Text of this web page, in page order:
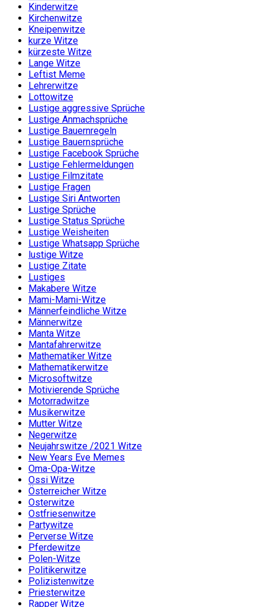
Kinderwitze
Kirchenwitze
Kneipenwitze
kurze Witze
kürzeste Witze
Lange Witze
Leftist Meme
Lehrerwitze
Lottowitze
Lustige aggressive Sprüche
Lustige Anmachsprüche
Lustige Bauernregeln
Lustige Bauernsprüche
Lustige Facebook Sprüche
Lustige Fehlermeldungen
Lustige Filmzitate
Lustige Fragen
Lustige Siri Antworten
Lustige Sprüche
Lustige Status Sprüche
Lustige Weisheiten
Lustige Whatsapp Sprüche
lustige Witze
Lustige Zitate
Lustiges
Makabere Witze
Mami-Mami-Witze
Männerfeindliche Witze
Männerwitze
Manta Witze
Mantafahrerwitze
Mathematiker Witze
Mathematikerwitze
Microsoftwitze
Motivierende Sprüche
Motorradwitze
Musikerwitze
Mutter Witze
Negerwitze
Neujahrswitze /2021 Witze
New Years Eve Memes
Oma-Opa-Witze
Ossi Witze
Österreicher Witze
Osterwitze
Ostfriesenwitze
Partywitze
Perverse Witze
Pferdewitze
Polen-Witze
Politikerwitze
Polizistenwitze
Priesterwitze
Rapper Witze